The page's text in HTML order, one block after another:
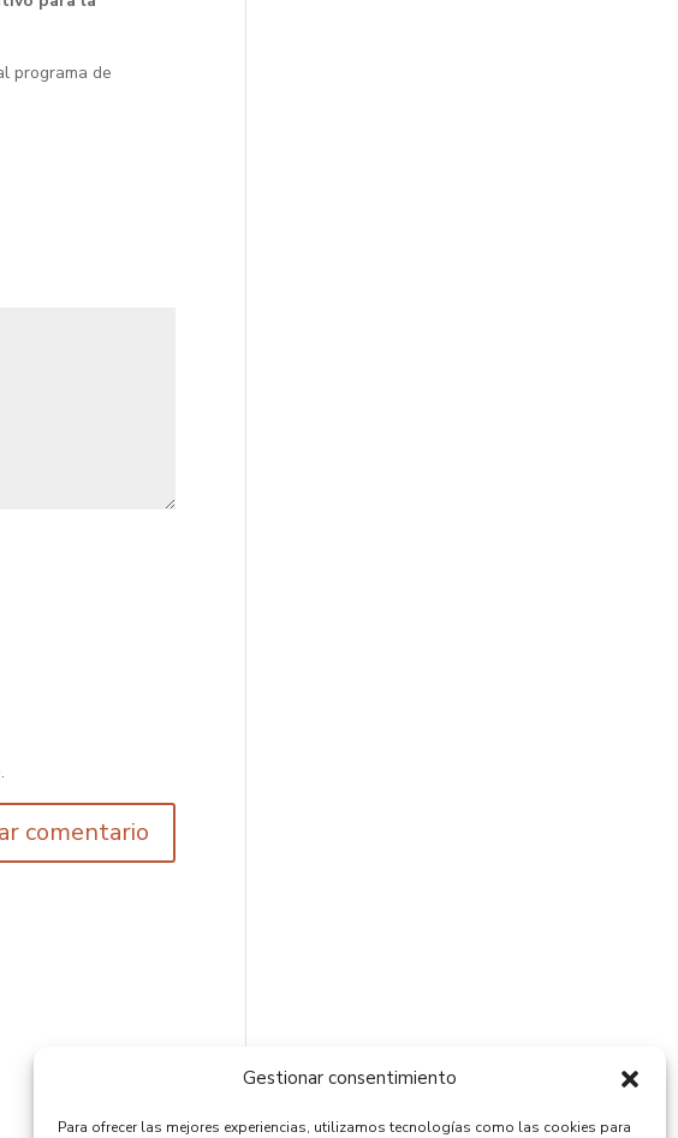
Gestionar consentimiento
Para ofrecer las mejores experiencias, utilizamos tecnologías como las cookies para
programa de